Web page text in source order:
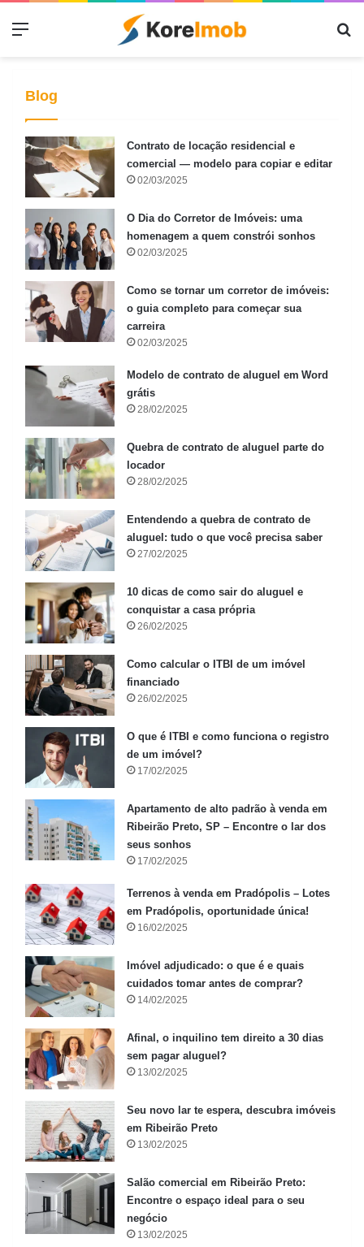
Menu
Blog
Contrato de locação residencial e
comercial — modelo para copiar e editar
02/03/2025
O Dia do Corretor de Imóveis: uma
homenagem a quem constrói sonhos
02/03/2025
Como se tornar um corretor de imóveis:
o guia completo para começar sua
carreira
02/03/2025
Modelo de contrato de aluguel em Word
grátis
28/02/2025
Quebra de contrato de aluguel parte do
locador
28/02/2025
Entendendo a quebra de contrato de
aluguel: tudo o que você precisa saber
27/02/2025
10 dicas de como sair do aluguel e
conquistar a casa própria
26/02/2025
Como calcular o ITBI de um imóvel
financiado
26/02/2025
O que é ITBI e como funciona o registro
de um imóvel?
17/02/2025
Apartamento de alto padrão à venda em
Ribeirão Preto, SP – Encontre o lar dos
seus sonhos
17/02/2025
Terrenos à venda em Pradópolis – Lotes
em Pradópolis, oportunidade única!
16/02/2025
Imóvel adjudicado: o que é e quais
cuidados tomar antes de comprar?
14/02/2025
Afinal, o inquilino tem direito a 30 dias
sem pagar aluguel?
13/02/2025
Seu novo lar te espera, descubra imóveis
em Ribeirão Preto
13/02/2025
Salão comercial em Ribeirão Preto:
Encontre o espaço ideal para o seu
negócio
13/02/2025